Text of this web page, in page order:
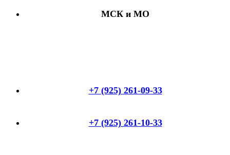
МСК и МО
+7 (925) 261-09-33
+7 (925) 261-10-33